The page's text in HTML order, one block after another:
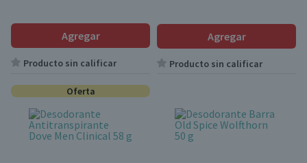
Agregar
Producto sin calificar
Agregar
Producto sin calificar
Oferta